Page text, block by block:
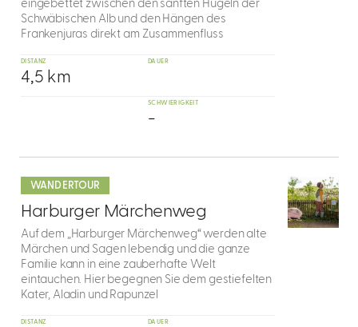
eingebettet zwischen den sanften Hügeln der
Schwäbischen Alb und den Hängen des
Frankenjuras direkt am Zusammenfluss
DISTANZ
4,5 km
DAUER
SCHWIERIGKEIT
-
WANDERTOUR
6
Harburger Märchenweg
Auf dem „Harburger Märchenweg“ werden alte
Märchen und Sagen lebendig und die ganze
Familie kann in eine zauberhafte Welt
eintauchen. Hier begegnen Sie dem gestiefelten
Kater, Aladin und Rapunzel
DISTANZ DAUER
dazu